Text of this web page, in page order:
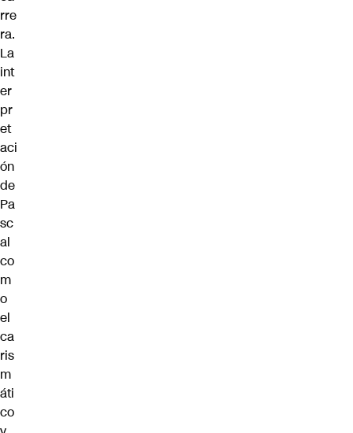
rre
ra.
La
int
er
pr
et
aci
ón
de
Pa
sc
al
co
m
o
el
ca
ris
m
áti
co